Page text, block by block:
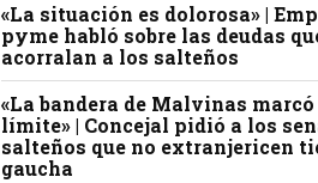
«La situación es dolorosa» |
pyme habló sobre las deudas
acorralan a los salteños
«La bandera de Malvinas marcó
límite» | Concejal pidió a los
salteños que no extranjericen
gaucha